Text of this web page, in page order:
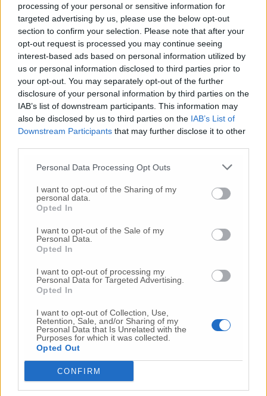
processing of your personal or sensitive information for
targeted advertising by us, please use the below opt-out
section to confirm your selection. Please note that after your
opt-out request is processed you may continue seeing
interest-based ads based on personal information utilized by
us or personal information disclosed to third parties prior to
your opt-out. You may separately opt-out of the further
disclosure of your personal information by third parties on the
IAB’s list of downstream participants. This information may
also be disclosed by us to third parties on the IAB’s List of
Downstream Participants that may further disclose it to other
Personal Data Processing Opt Outs
I want to opt-out of the Sharing of my
personal data.
Opted In
I want to opt-out of the Sale of my
Personal Data.
Opted In
I want to opt-out of processing my
Personal Data for Targeted Advertising.
Opted In
I want to opt-out of Collection, Use,
Retention, Sale, and/or Sharing of my
Personal Data that Is Unrelated with the
Purposes for which it was collected.
Opted Out
CONFIRM
Commenti
Nessun commento presente
Commenta
Commenta l'articolo
Gli articoli più letti
orrore all’asilo, arrestate due educatrici
-Luigia Fortunato,
prima la lite, poi la furia col coltello
-Femminicidio a Loreto.
Donna uccisa a
coltellate.
(Foto-Video)
26 Lug-Scontro tra auto e moto a Numana:
24 Lug-Maltrattamenti all’asilo, parla il sindaco:
«Notifica arrivata in mattinata,anche i miei figli
sono andati lì»
2 Ago-Fermato col taser,muore in ospedale dopo un
inseguimento.Indagini in corso per accertare le
cause